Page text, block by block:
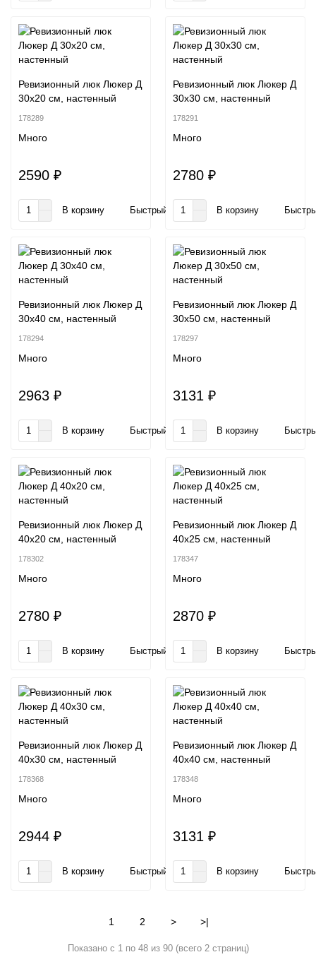
Ревизионный люк Люкер Д
30x20 см, настенный
178289
Много
2590 ₽
В корзину Быстрый заказ
Ревизионный люк Люкер Д
30x30 см, настенный
178291
Много
2780 ₽
В корзину
Ревизионный люк Люкер Д
30x40 см, настенный
178294
Много
2963 ₽
В корзину Быстрый заказ
Ревизионный люк Люкер Д
30x50 см, настенный
178297
Много
3131 ₽
В корзину
Ревизионный люк Люкер Д
40x20 см, настенный
178302
Много
2780 ₽
В корзину Быстрый заказ
Ревизионный люк Люкер Д
40x25 см, настенный
178347
Много
2870 ₽
В корзину
Ревизионный люк Люкер Д
40x30 см, настенный
178368
Много
2944 ₽
В корзину Быстрый заказ
Ревизионный люк Люкер Д
40x40 см, настенный
178348
Много
3131 ₽
В корзину
1 2 > >|
Показано с 1 по 48 из 90 (всего 2 страниц)